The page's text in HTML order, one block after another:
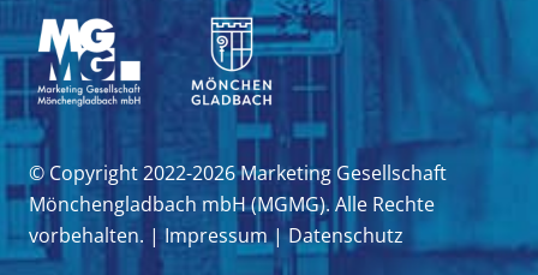
© Copyright 2022-2026 Marketing Gesellschaft
Mönchengladbach mbH (MGMG). Alle Rechte
vorbehalten. | Impressum|Datenschutz